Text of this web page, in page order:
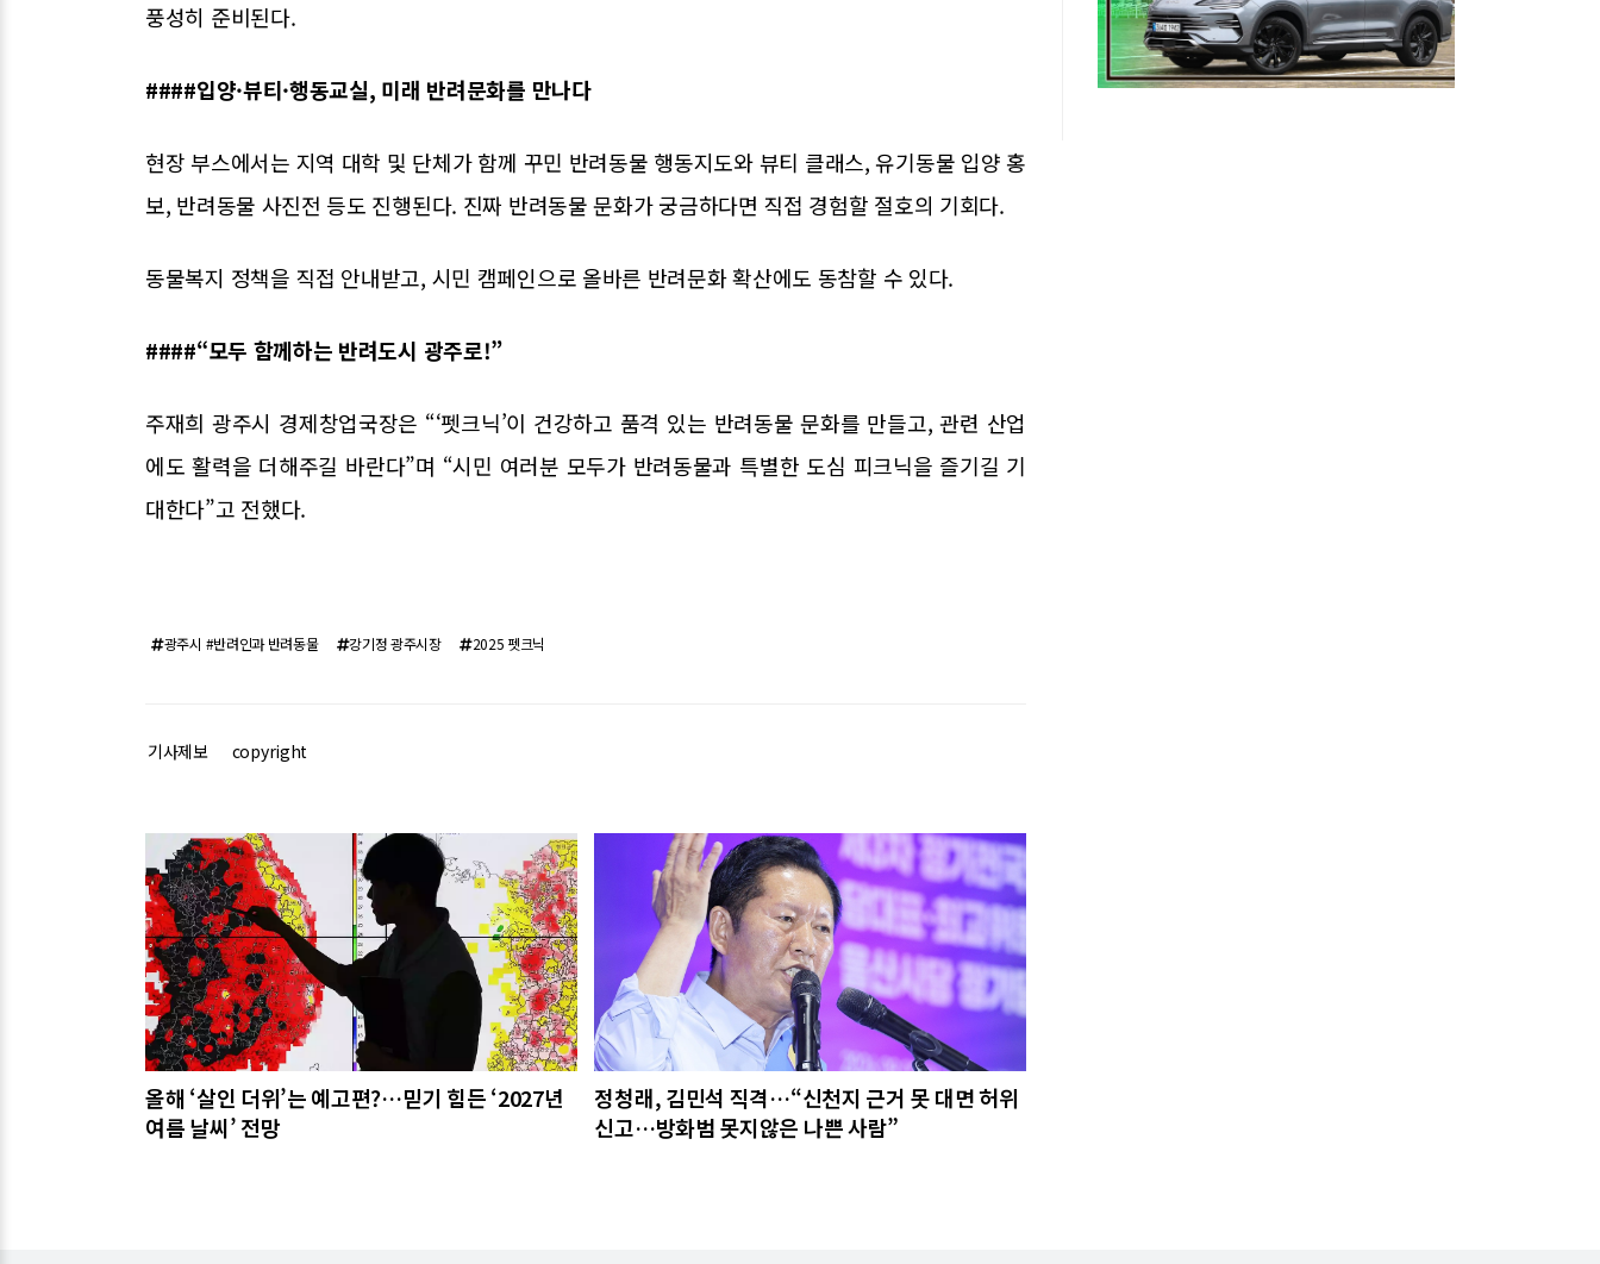
풍성히 준비된다.
####입양·뷰티·행동교실, 미래 반려문화를 만나다
현장 부스에서는 지역 대학 및 단체가 함께 꾸민 반려동물 행동지도와 뷰티 클래스, 유기동물 입양 홍
보, 반려동물 사진전 등도 진행된다. 진짜 반려동물 문화가 궁금하다면 직접 경험할 절호의 기회다.
동물복지 정책을 직접 안내받고, 시민 캠페인으로 올바른 반려문화 확산에도 동참할 수 있다.
####“모두 함께하는 반려도시 광주로!”
주재희 광주시 경제창업국장은 “‘펫크닉’이 건강하고 품격 있는 반려동물 문화를 만들고, 관련 산업
에도 활력을 더해주길 바란다”며 “시민 여러분 모두가 반려동물과 특별한 도심 피크닉을 즐기길 기
대한다”고 전했다.
광주시 #반려인과 반려동물 강기정 광주시장 2025 펫크닉
기사제보 copyright
관련기사
올해 ‘살인 더위’는 예고편?…믿기 힘든 ‘2027년
여름 날씨’ 전망
정청래, 김민석 직격…“신천지 근거 못 대면 허위
신고…방화범 못지않은 나쁜 사람”